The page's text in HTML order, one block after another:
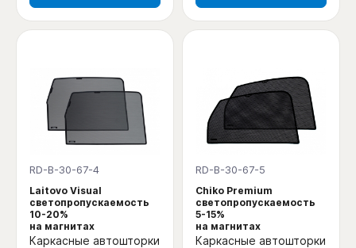
RD-B-30-67-4
Laitovo Visual
светопропускаемость
10-20%
на магнитах
Каркасные автошторки
RD-B-30-67-5
Chiko Premium
светопропускаемость
5-15%
на магнитах
Каркасные автошторки